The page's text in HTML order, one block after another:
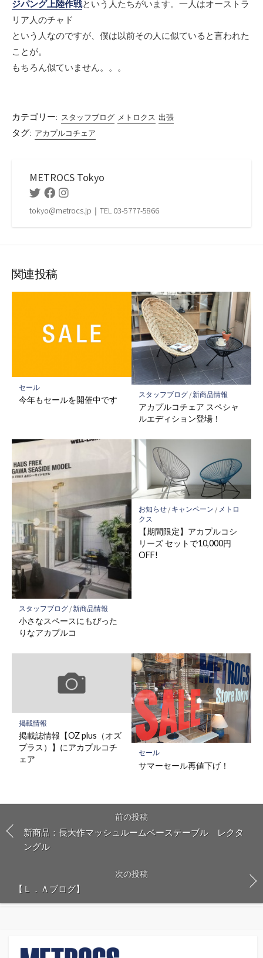
ジパング上陸作戦という人たちがいます。一人はオーストラ
リア人のチャド
という人なのですが、僕は以前その人に似ていると言われた
ことが。
もちろん似ていません。。。
カテゴリー: スタッフブログ メトロクス 出張
タグ: アカプルコチェア
METROCS Tokyo
TwitterFacebookInstagram
tokyo@metrocs.jp｜TEL 03-5777-5866
関連投稿
セール
今年もセールを開催中です
スタッフブログ/新商品情報
アカプルコチェア スペシャ
ルエディション登場！
スタッフブログ/新商品情報
小さなスペースにもぴった
りなアカプルコ
お知らせ/ キャンペーン / メトロ
クス
【期間限定】アカプルコシ
リーズ セットで10,000円
OFF!
掲載情報
掲載誌情報【OZ plus（オズ
プラス）】にアカプルコチ
ェア
セール
サマーセール再値下げ！
前の投稿
新商品：長大作マッシュルームベーステーブル レクタ
ングル
次の投稿
【Ｌ．Ａブログ】